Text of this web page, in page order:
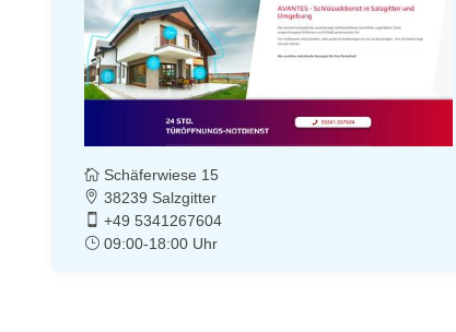
Schäferwiese 15
38239 Salzgitter
+49 5341267604
09:00-18:00 Uhr